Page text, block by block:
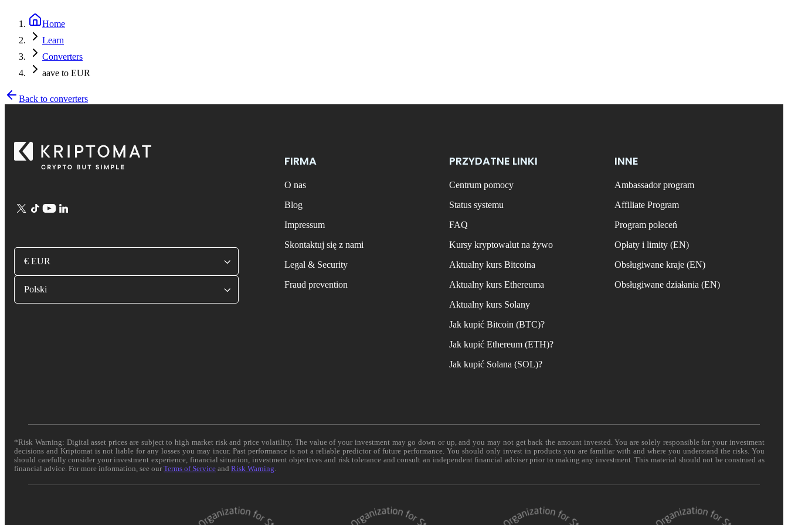
Home
Learn
Converters
aave to EUR
Back to converters
€ EUR
Polski
FIRMA
O nas
Blog
Impressum
Skontaktuj się z nami
Legal & Security
Fraud prevention
PRZYDATNE LINKI
Centrum pomocy
Status systemu
FAQ
Kursy kryptowalut na żywo
Aktualny kurs Bitcoina
Aktualny kurs Ethereuma
Aktualny kurs Solany
Jak kupić Bitcoin (BTC)?
Jak kupić Ethereum (ETH)?
Jak kupić Solana (SOL)?
INNE
Ambassador program
Affiliate Program
Program poleceń
Opłaty i limity (EN)
Obsługiwane kraje (EN)
Obsługiwane działania (EN)
*Risk Warning: Digital asset prices are subject to high market risk and price volatility. The value of your investment may go down or up, and you may not get back the amount invested. You are solely responsible for your investment
decisions and Kriptomat is not liable for any losses you may incur. Past performance is not a reliable predictor of future performance. You should only invest in products you are familiar with and where you understand the risks. You
should carefully consider your investment experience, financial situation, investment objectives and risk tolerance and consult an independent financial adviser prior to making any investment. This material should not be construed as
financial advice. For more information, see ourTerms of Service and Risk Warning